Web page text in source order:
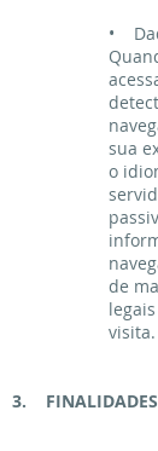
•
sua
o
de
visita.
3. FINALIDADES